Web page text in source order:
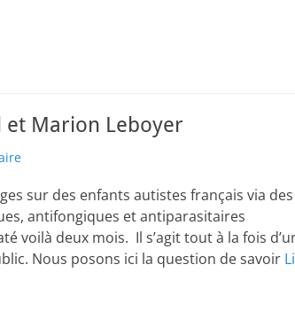
et Marion Leboyer
sur des enfants autistes français via des
antifongiques et antiparasitaires
voilà deux mois. Il s’agit tout à la fois
Nous posons ici la question de savoir